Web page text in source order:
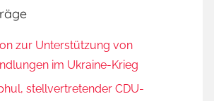
zur Unterstützung von
im Ukraine-Krieg
stellvertretender CDU-